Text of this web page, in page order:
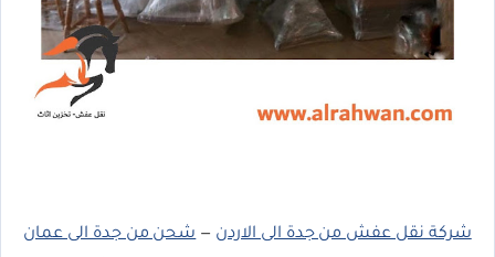
شركة نقل عفش من جدة الى الاردن —شحن من جدة الى عمان